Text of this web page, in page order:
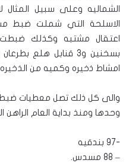
الشماليه وعلى سبيل
الاسلحة التي شملت ضبط
اعتقال مشتبه وكذلك ضبطت
امشاط ذخيره وكميه من الذخيره
والى كل ذلك تصل معطيات ضبط
وحدها ومنذ بداية العام الراهن
-97 بندقيه
– 88 مسدس.